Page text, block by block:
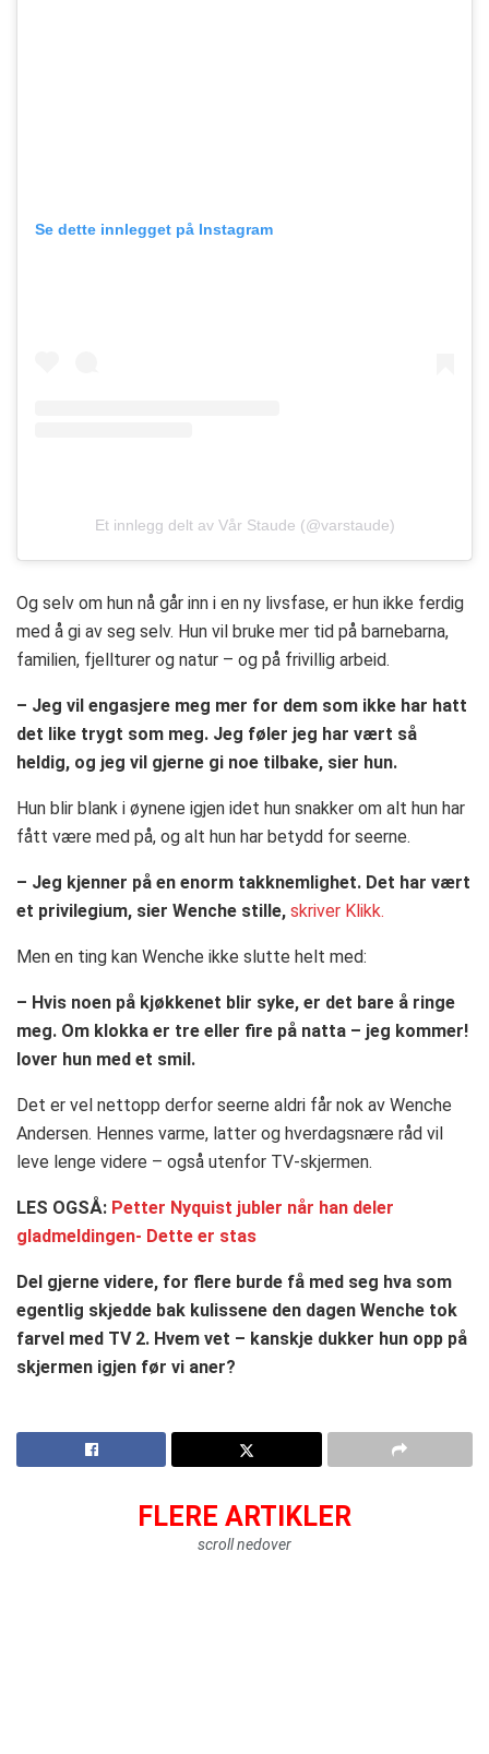
Se dette innlegget på Instagram
Et innlegg delt av Vår Staude (@varstaude)
Og selv om hun nå går inn i en ny livsfase, er hun ikke ferdig
med å gi av seg selv. Hun vil bruke mer tid på barnebarna,
familien, fjellturer og natur – og på frivillig arbeid.
– Jeg vil engasjere meg mer for dem som ikke har hatt
det like trygt som meg. Jeg føler jeg har vært så
heldig, og jeg vil gjerne gi noe tilbake, sier hun.
Hun blir blank i øynene igjen idet hun snakker om alt hun har
fått være med på, og alt hun har betydd for seerne.
– Jeg kjenner på en enorm takknemlighet. Det har vært
et privilegium, sier Wenche stille, skriver Klikk.
Men en ting kan Wenche ikke slutte helt med:
– Hvis noen på kjøkkenet blir syke, er det bare å ringe
meg. Om klokka er tre eller fire på natta – jeg kommer!
lover hun med et smil.
Det er vel nettopp derfor seerne aldri får nok av Wenche
Andersen. Hennes varme, latter og hverdagsnære råd vil
leve lenge videre – også utenfor TV-skjermen.
LES OGSÅ: Petter Nyquist jubler når han deler
gladmeldingen- Dette er stas
Del gjerne videre, for flere burde få med seg hva som
egentlig skjedde bak kulissene den dagen Wenche tok
farvel med TV 2. Hvem vet – kanskje dukker hun opp på
skjermen igjen før vi aner?
FLERE ARTIKLER
scroll nedover